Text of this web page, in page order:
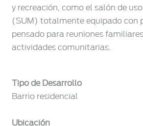
y recreación, como el salón de
(SUM) totalmente equipado con
pensado para reuniones
actividades comunitarias.
Tipo de Desarrollo
Barrio residencial
Ubicación